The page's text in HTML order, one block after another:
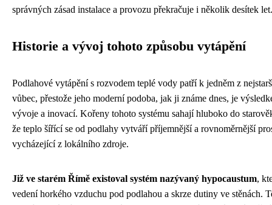
správných zásad instalace a provozu překračuje i několik desítek let.
Historie a vývoj tohoto způsobu vytápění
Podlahové vytápění s rozvodem teplé vody patří k jedněm z
vůbec, přestože jeho moderní podoba, jak ji známe dnes, je
vývoje a inovací. Kořeny tohoto systému sahají hluboko do
že teplo šířící se od podlahy vytváří příjemnější a rovnoměrnější
vycházející z lokálního zdroje.
Již ve starém Římě existoval systém nazývaný hypocaustum,
vedení horkého vzduchu pod podlahou a skrze dutiny ve stěnách.